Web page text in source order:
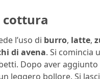
cottura
l’uso di burro, latte,
di avena. Si comincia
Dopo aver
leggero bollore. Si